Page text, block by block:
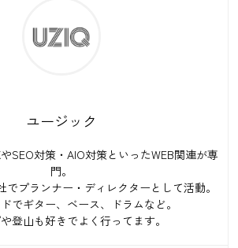
ユージック
SEO対策・AIO対策といったWEB関連が専
門。
でプランナー・ディレクターとして活動。
でギター、ベース、ドラムなど。
登山も好きでよく行ってます。